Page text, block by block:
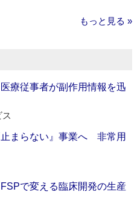
もっと見る »
療従事者が副作用情報を迅
止まらない』事業へ 非常用
で変える臨床開発の生産